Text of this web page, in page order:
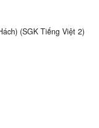
(SGK Tiếng Việt 2)